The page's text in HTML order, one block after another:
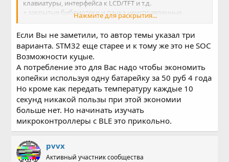
клавиатуры, интерфейса к LCD/TFT и т.д.
+ закрытые библиотеки и пачка неисправленных
ошибок в самом чипе (в основном ошибка в BOR, сотни
ошибок в ROM и прочие бяки).
Т.е. полностью морально и технически устаревший чип
из2012 года на древней технологии, имеющий
маркировку кристалла ESP8089
выпускаемый без исправлений с заменой надписи на
корпусе на ESP8266.
Нажмите для раскрытия...
Если Вы не заметили, то автор темы указал три
варианта. STM32 еще старее и к тому же это не SOC
Возможности куцые.
А потребление это для Вас надо чтобы экономить
копейки используя одну батарейку за 50 руб 4 года
Но кроме как передать температуру каждые 10
секунд никакой пользы при этой экономии
больше нет. Но начинать изучать
микроконтроллеры с BLE это прикольно.
pvvx
Активный участник сообщества